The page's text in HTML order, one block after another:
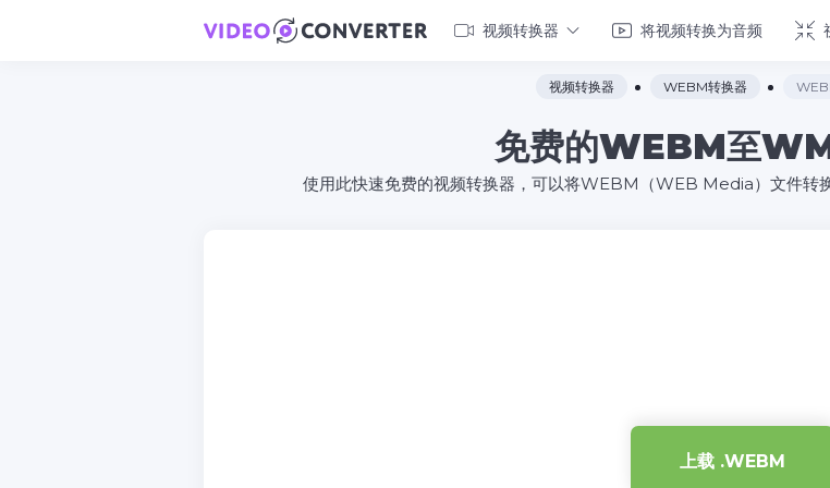
视频转换器 将视频转换为音频
视频转换器 WEBM转换器
免费的WEBM至
使用此快速免费的视频转换器，可以将WEBM（WEB Media）文件
上载 .WEBM